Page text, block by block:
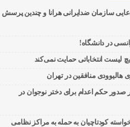
سازمان ضدایرانی هرانا و چندین پرسش
در دانشگاه!
لیست انتخاباتی حمایت نمی‌کند
هالیوودی منافقین در تهران
صدور حکم اعدام برای دختر نوجوان در
کودتاچیان به حمله به مراکز نظامی